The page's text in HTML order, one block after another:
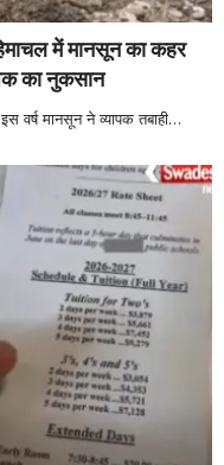
में मानसून का कहर
का नुकसान
मानसून ने व्यापक तबाही…